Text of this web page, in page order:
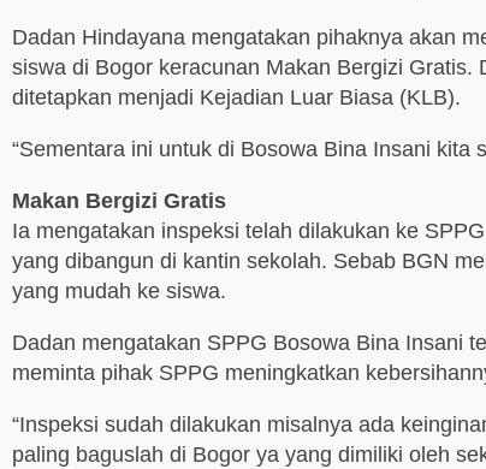
Dadan Hindayana mengatakan pihaknya akan
siswa di Bogor keracunan Makan Bergizi
ditetapkan menjadi Kejadian Luar Biasa (KLB).
“Sementara ini untuk di Bosowa Bina Insani
Makan Bergizi Gratis
Ia mengatakan inspeksi telah dilakukan ke
yang dibangun di kantin sekolah. Sebab BGN
yang mudah ke siswa.
Dadan mengatakan SPPG Bosowa Bina Insani
meminta pihak SPPG meningkatkan
“Inspeksi sudah dilakukan misalnya ada
paling baguslah di Bogor ya yang dimiliki oleh